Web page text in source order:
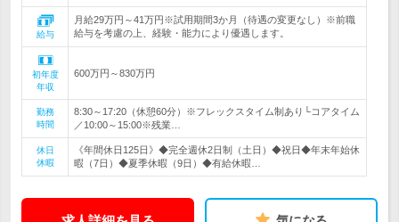
給与
月給29万円～41万円※試用期間3か月（待遇の変更なし）※前職
給与を考慮の上、経験・能力により優遇します。
初年度
年収
600万円～830万円
勤務
時間
8:30～17:20（休憩60分）※フレックスタイム制あり└コアタイム
／10:00～15:00※残業…
休日
休暇
《年間休日125日》◆完全週休2日制（土日）◆祝日◆年末年始休
暇（7日）◆夏季休暇（9日）◆有給休暇…